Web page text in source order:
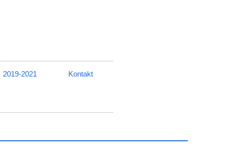
2019-2021 Kontakt